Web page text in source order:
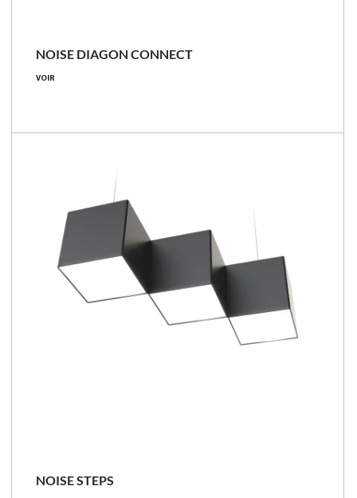
NOISE DIAGON CONNECT
VOIR
NOISE STEPS